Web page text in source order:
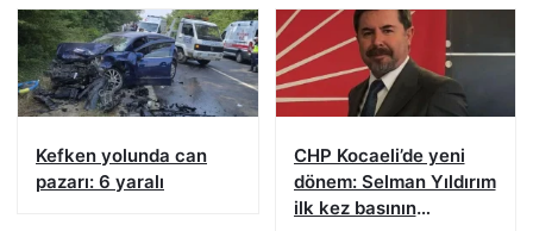
Kefken yolunda can
pazarı: 6 yaralı
CHP Kocaeli’de yeni
dönem: Selman Yıldırım
ilk kez basının